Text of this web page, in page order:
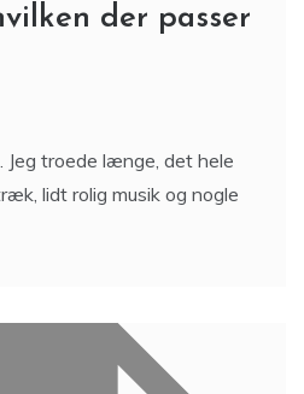
der passer
Jeg troede længe, det hele
lidt rolig musik og nogle